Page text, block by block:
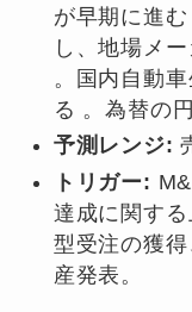
が早期に進
し、地場メ
。国内自動
る 。為替の
予測レンジ:
トリガー:
達成に関す
型受注の獲
産発表。